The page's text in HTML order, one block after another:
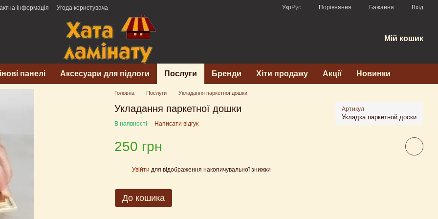
інформація Угода користувача УкрРус Порівняння Бажання Вхід
Мій кошик
панелі Аксесуари для підлоги Послуги Бренди Хіти продажу Акції Новинки
Головна Послуги Укладання паркетної дошки
Укладання паркетної дошки Артикул
Укладка паркетной доски
В наявності Написати відгук
250 грн
Увійти для відображення накопичувальної знижки
До кошика